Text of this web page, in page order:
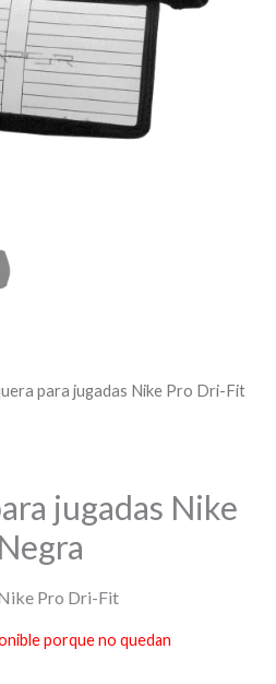
para jugadas Nike Pro Dri-Fit
jugadas Nike
Pro Dri-Fit
porque no quedan